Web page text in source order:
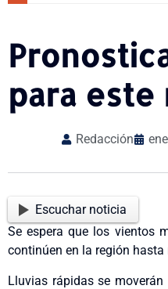
para este
Redacción
Escuchar noticia
Se espera que los vientos
continúen en la región
Lluvias rápidas se